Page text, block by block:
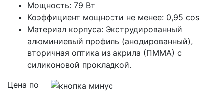
Мощность: 79 Вт
Коэффициент мощности не менее: 0,95 cos
Материал корпуса: Экструдированный
алюминиевый профиль (анодированный),
вторичная оптика из акрила (ПММА) с
силиконовой прокладкой.
Цена по